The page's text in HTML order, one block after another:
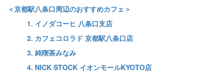
＜京都駅八条口周辺のおすすめカフェ＞
1. イノダコーヒ 八条口支店
2. カフェコロラド 京都駅八条口店
3. 純喫茶みなみ
4. NICK STOCK イオンモールKYOTO店